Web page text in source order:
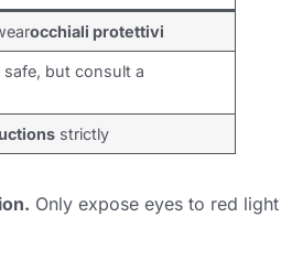
occhiali protettivi
safe, but consult a
strictly
. Only expose eyes to red light